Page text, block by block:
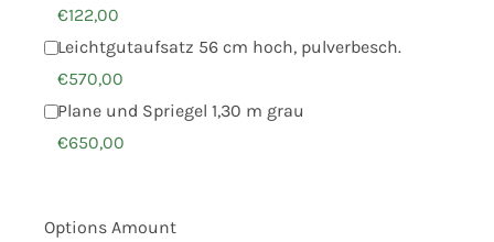
€122,00
Leichtgutaufsatz 56 cm hoch, pulverbesch.
€570,00
Plane und Spriegel 1,30 m grau
€650,00
Options Amount